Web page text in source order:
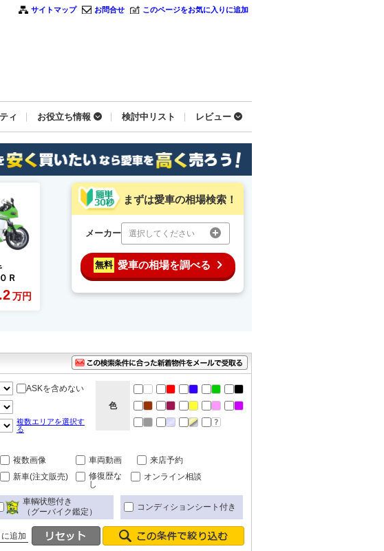
サイトマップ お問合せ このページをお気に入りに追加
ィ お役立ち情報 検討中リスト レビュー
Ｒ
.2万円
まずは愛車の相場検索！
メーカー 選択してください
無料 愛車の相場を調べる
ASKを含めない
複数エリアを選択す
る
色
複数画像 車両動画
来店予約
新車(注文販売)
修復歴な
し
オンライン相談
車輌状態付き
（グーバイク鑑定）
コンディションシート付き
追加